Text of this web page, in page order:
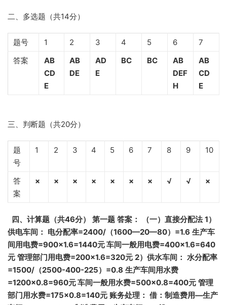
二、多选题（共14分）
题号 1 2 3 4 5 6
7
答案
AB
CD
E
AB
DE
AD
E
BC BC
AB
DEF
H
AB
CD
E
三、判断题（共20分）
题
号
1 2 3 4 5 6 7 8 9 10
答
案
× × × × × × × √ √ ×
四、 计算题（共46分） 第一题 答案： （一）直接分配法 1）
供电车间： 电分配率=2400/ （1600—20—80）=1.6 生产车
间用电费=900×1.6=1440元车间一般用电费=400×1.6=640
元 管理部门用电费=200×1.6=320元 2）供水车间： 水分配率
=1500/ （2500-400-225）=0.8 生产车间用水费
=1200×0.8=960元车间一般用水费=500×0.8=400元 管理
部门用水费=175×0.8=140元 账务处理： 借：制造费用—生产